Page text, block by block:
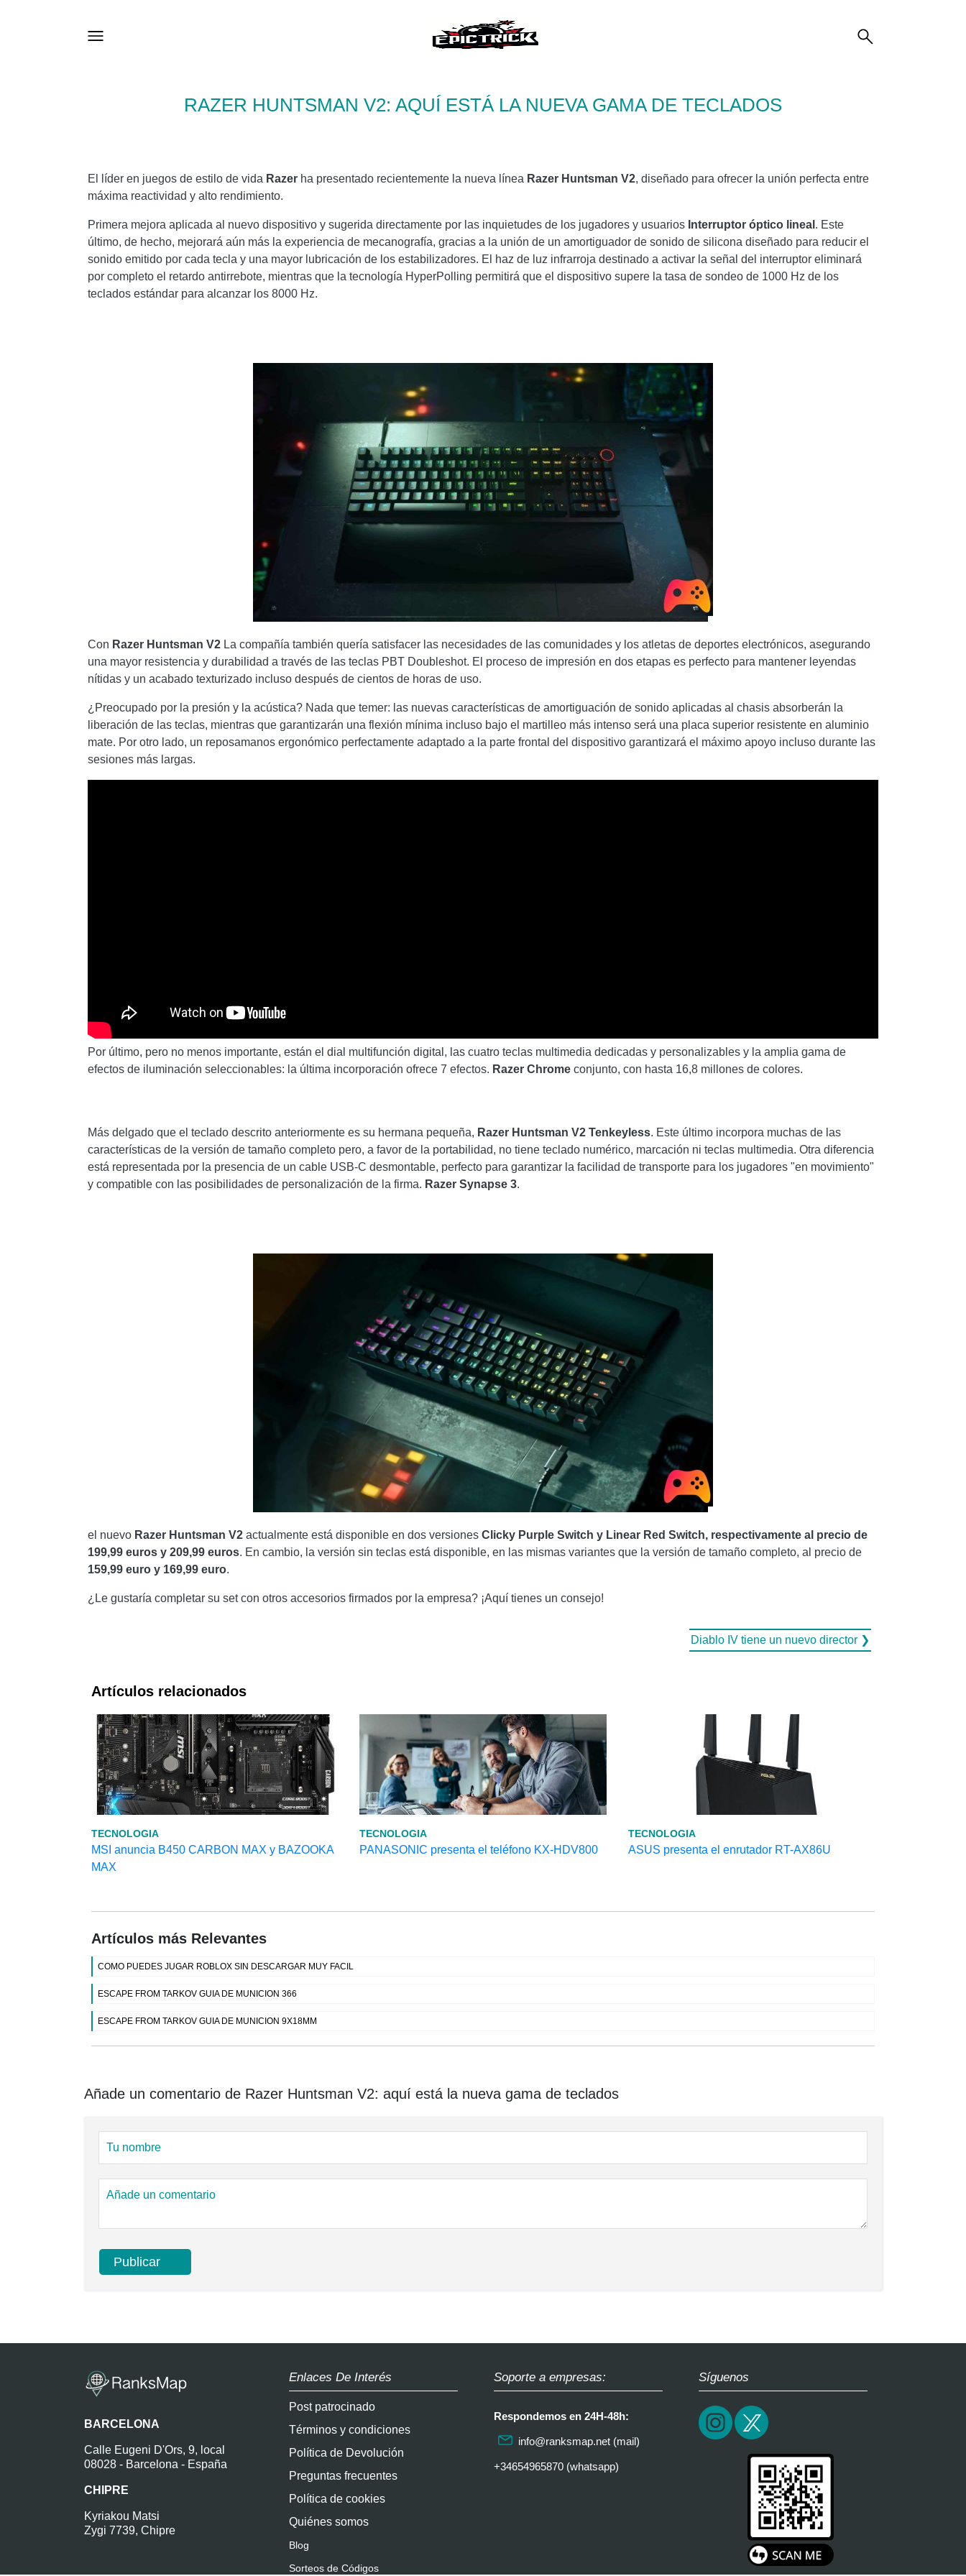
RAZER HUNTSMAN V2: AQUÍ ESTÁ LA NUEVA GAMA DE TECLADOS
El líder en juegos de estilo de vida Razer ha presentado recientemente la nueva línea Razer Huntsman V2, diseñado para ofrecer la unión perfecta entre
máxima reactividad y alto rendimiento.
Primera mejora aplicada al nuevo dispositivo y sugerida directamente por las inquietudes de los jugadores y usuarios Interruptor óptico lineal . Este
último, de hecho, mejorará aún más la experiencia de mecanografía, gracias a la unión de un amortiguador de sonido de silicona diseñado para reducir el
sonido emitido por cada tecla y una mayor lubricación de los estabilizadores. El haz de luz infrarroja destinado a activar la señal del interruptor eliminará
por completo el retardo antirrebote, mientras que la tecnología HyperPolling permitirá que el dispositivo supere la tasa de sondeo de 1000 Hz de los
teclados estándar para alcanzar los 8000 Hz.
Con Razer Huntsman V2 La compañía también quería satisfacer las necesidades de las comunidades y los atletas de deportes electrónicos, asegurando
una mayor resistencia y durabilidad a través de las teclas PBT Doubleshot. El proceso de impresión en dos etapas es perfecto para mantener leyendas
nítidas y un acabado texturizado incluso después de cientos de horas de uso.
¿Preocupado por la presión y la acústica? Nada que temer: las nuevas características de amortiguación de sonido aplicadas al chasis absorberán la
liberación de las teclas, mientras que garantizarán una flexión mínima incluso bajo el martilleo más intenso será una placa superior resistente en aluminio
mate. Por otro lado, un reposamanos ergonómico perfectamente adaptado a la parte frontal del dispositivo garantizará el máximo apoyo incluso durante las
sesiones más largas.
Por último, pero no menos importante, están el dial multifunción digital, las cuatro teclas multimedia dedicadas y personalizables y la amplia gama de
efectos de iluminación seleccionables: la última incorporación ofrece 7 efectos. Razer Chrome conjunto, con hasta 16,8 millones de colores.
Más delgado que el teclado descrito anteriormente es su hermana pequeña, Razer Huntsman V2 Tenkeyless. Este último incorpora muchas de las
características de la versión de tamaño completo pero, a favor de la portabilidad, no tiene teclado numérico, marcación ni teclas multimedia. Otra diferencia
está representada por la presencia de un cable USB-C desmontable, perfecto para garantizar la facilidad de transporte para los jugadores "en movimiento"
y compatible con las posibilidades de personalización de la firma. Razer Synapse 3.
el nuevo Razer Huntsman V2 actualmente está disponible en dos versiones Clicky Purple Switch y Linear Red Switch, respectivamente al precio de
199,99 euros y 209,99 euros. En cambio, la versión sin teclas está disponible, en las mismas variantes que la versión de tamaño completo, al precio de
159,99 euro y 169,99 euro.
¿Le gustaría completar su set con otros accesorios firmados por la empresa? ¡Aquí tienes un consejo!
Diablo IV tiene un nuevo director ❯
Artículos relacionados
TECNOLOGIA
MSI anuncia B450 CARBON MAX y BAZOOKA
MAX
TECNOLOGIA
PANASONIC presenta el teléfono KX-HDV800
TECNOLOGIA
ASUS presenta el enrutador RT-AX86U
Artículos más Relevantes
COMO PUEDES JUGAR ROBLOX SIN DESCARGAR MUY FACIL
ESCAPE FROM TARKOV GUIA DE MUNICION 366
ESCAPE FROM TARKOV GUIA DE MUNICION 9X18MM
Añade un comentario de Razer Huntsman V2: aquí está la nueva gama de teclados
BARCELONA
Calle Eugeni D'Ors, 9, local
08028 - Barcelona - España
CHIPRE
Kyriakou Matsi
Zygi 7739, Chipre
Enlaces De Interés
Post patrocinado
Términos y condiciones
Política de Devolución
Preguntas frecuentes
Política de cookies
Quiénes somos
Blog
Sorteos de Códigos
Soporte a empresas:
Respondemos en 24H-48h:
info@ranksmap.net (mail)
+34654965870 (whatsapp)
Síguenos